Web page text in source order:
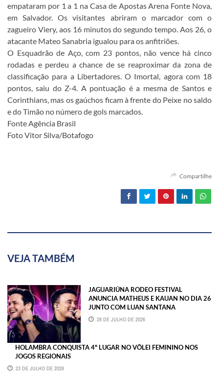
empataram por 1 a 1 na Casa de Apostas Arena Fonte Nova,
em Salvador. Os visitantes abriram o marcador com o
zagueiro Viery, aos 16 minutos do segundo tempo. Aos 26, o
atacante Mateo Sanabria igualou para os anfitriões.
O Esquadrão de Aço, com 23 pontos, não vence há cinco
rodadas e perdeu a chance de se reaproximar da zona de
classificação para a Libertadores. O Imortal, agora com 18
pontos, saiu do Z-4. A pontuação é a mesma de Santos e
Corinthians, mas os gaúchos ficam à frente do Peixe no saldo
e do Timão no número de gols marcados.
Fonte Agência Brasil
Foto Vitor Silva/Botafogo
Compartilhe
VEJA TAMBÉM
JAGUARIÚNA RODEO FESTIVAL
ANUNCIA MATHEUS E KAUAN NO DIA 26
JUNTO COM LUAN SANTANA
28 DE JULHO DE 2026
HOLAMBRA CONQUISTA 4º LUGAR NO VÔLEI FEMININO NOS
JOGOS REGIONAIS
23 DE JULHO DE 2026